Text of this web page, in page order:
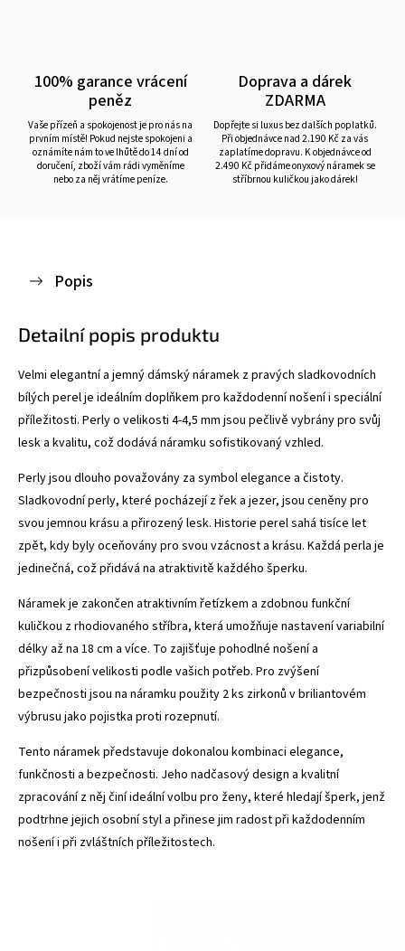
100% garance vrácení
peněz
Vaše přízeň a spokojenost je pro nás na
prvním místě! Pokud nejste spokojeni a
oznámíte nám to ve lhůtě do 14 dní od
doručení, zboží vám rádi vyměníme
nebo za něj vrátíme peníze.
Doprava a dárek
ZDARMA
Dopřejte si luxus bez dalších poplatků.
Při objednávce nad 2.190 Kč za vás
zaplatíme dopravu. K objednávce od
2.490 Kč přidáme onyxový náramek se
stříbrnou kuličkou jako dárek!
Popis
Detailní popis produktu
Velmi elegantní a jemný dámský náramek z pravých sladkovodních
bílých perel je ideálním doplňkem pro každodenní nošení i speciální
příležitosti. Perly o velikosti 4-4,5 mm jsou pečlivě vybrány pro svůj
lesk a kvalitu, což dodává náramku sofistikovaný vzhled.
Perly jsou dlouho považovány za symbol elegance a čistoty.
Sladkovodní perly, které pocházejí z řek a jezer, jsou ceněny pro
svou jemnou krásu a přirozený lesk. Historie perel sahá tisíce let
zpět, kdy byly oceňovány pro svou vzácnost a krásu. Každá perla je
jedinečná, což přidává na atraktivitě každého šperku.
Náramek je zakončen atraktivním řetízkem a zdobnou funkční
kuličkou z rhodiovaného stříbra, která umožňuje nastavení variabilní
délky až na 18 cm a více. To zajišťuje pohodlné nošení a
přizpůsobení velikosti podle vašich potřeb. Pro zvýšení
bezpečnosti jsou na náramku použity 2 ks zirkonů v briliantovém
výbrusu jako pojistka proti rozepnutí.
Tento náramek představuje dokonalou kombinaci elegance,
funkčnosti a bezpečnosti. Jeho nadčasový design a kvalitní
zpracování z něj činí ideální volbu pro ženy, které hledají šperk, jenž
podtrhne jejich osobní styl a přinese jim radost při každodenním
nošení i při zvláštních příležitostech.